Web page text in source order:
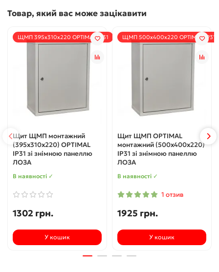
Товар, який вас може зацікавити
ЩМП 395х310х220 OPTIMAL IP31
Щит ЩМП монтажний
(395х310х220) OPTIMAL
IP31 зі знімною панеллю
ЛОЗА
В наявності ✓
1302 грн.
У кошик
ЩМП 500х400х220 OPTIMAL IP31
Щит ЩМП OPTIMAL
монтажний (500х400х220)
IP31 зі знімною панеллю
ЛОЗА
В наявності ✓
1 отзив
1925 грн.
У кошик